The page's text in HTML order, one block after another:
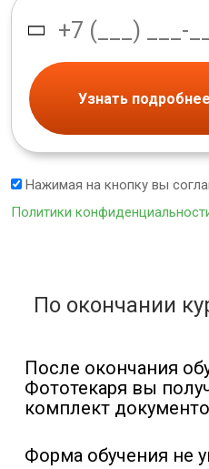
Узнать подробнее
Нажимая на кнопку вы
Политики
По окончании
После окончания
Фототекаря вы
комплект
Форма обучения не